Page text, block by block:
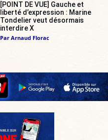
[POINT DE VUE] Gauche et
liberté d’expression : Marine
Tondelier veut désormais
interdire X
Par Arnaud Florac